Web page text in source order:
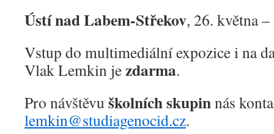
Ústí nad Labem-Střekov, 26. května
Vstup do multimediální expozice i na
Vlak Lemkin jezdarma.
Pro návštěvu školních skupinnás
lemkin@studiagenocid.cz.